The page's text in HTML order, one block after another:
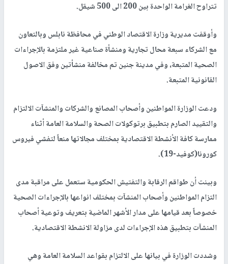
تتراوح الغرامة الواحدة بين 200 الى 500 شيقل.
وأوقفت مديرية وزارة الاقتصاد الوطني في محافظة نابلس وبالتعاون
مع الشركاء سبعة محال تجارية ومنشأة صناعية غير ملتزمة بالإجراءات
الصحية المتبعة، وفي مدينة جنين تم مخالفة منشأتين وفق الاصول
القانونية المتبعة.
ودعت الوزارة المواطنين وأصحاب المصانع والشركات والمنشآت الالتزام
والتقييد الصارم بتطبيق برتوكولات الصحة والسلامة العامة أثناء
ممارسة كافة الأنشطة الاقتصادية بمختلف مجالاتها منعاً لتفشي فيروس
كورونا(كوفيد-19).
وبينت أن طواقم الرقابة والتفتيش الحكومية ستعمل على مراقبة مدى
التزام المواطنين وأصحاب المنشآت بمختلف انواعها بالإجراءات الصحية
خصوصاً بعد قيامها على مدار الأشهر الماضية بتعريف وتوعية أصحاب
المنشآت بتطبيق هذه الإجراءات لدى مزاولة الانشطة الاقتصادية.
وشددت الوزارة في بيانها على الالتزام بقواعد السلامة العامة وهي